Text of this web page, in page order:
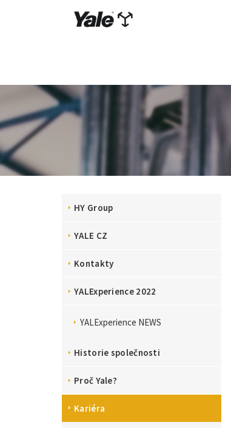
HY Group
YALE CZ
Kontakty
YALExperience 2022
YALExperience NEWS
Historie společnosti
Proč Yale?
Kariéra